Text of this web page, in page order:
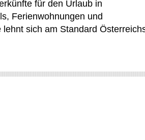
für den Urlaub in
Ferienwohnungen und
sich am Standard